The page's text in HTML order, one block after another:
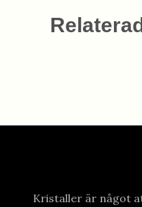
Kristaller är något